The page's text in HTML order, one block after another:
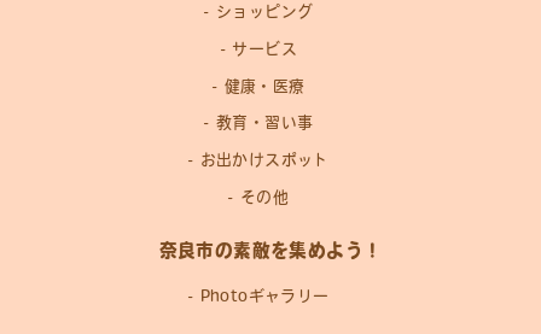
ショッピング
サービス
健康・医療
教育・習い事
お出かけスポット
その他
奈良市の素敵を集めよう！
Photoギャラリー